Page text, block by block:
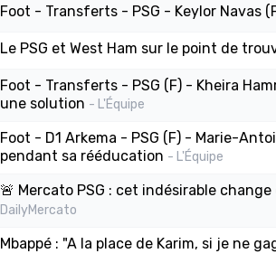
Foot - Transferts - PSG - Keylor Navas
Le PSG et West Ham sur le point de
Foot - Transferts - PSG (F) - Kheira
une solution - L'Équipe
Foot - D1 Arkema - PSG (F) - Marie-
pendant sa rééducation - L'Équipe
🚨 Mercato PSG : cet indésirable
DailyMercato
Mbappé : "A la place de Karim, si je ne